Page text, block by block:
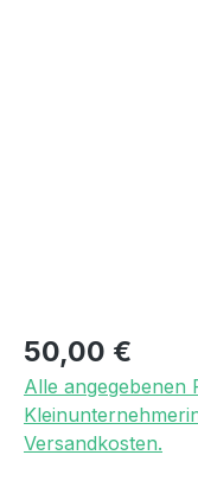
Bildergalerie
Regulärer Preis:
50,00 €
Alle angegebenen
Versandkosten.